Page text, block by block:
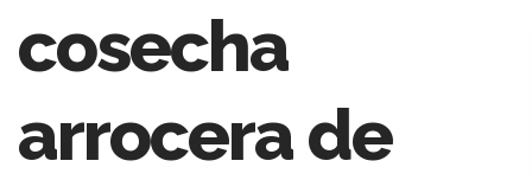
cosecha
arrocera de